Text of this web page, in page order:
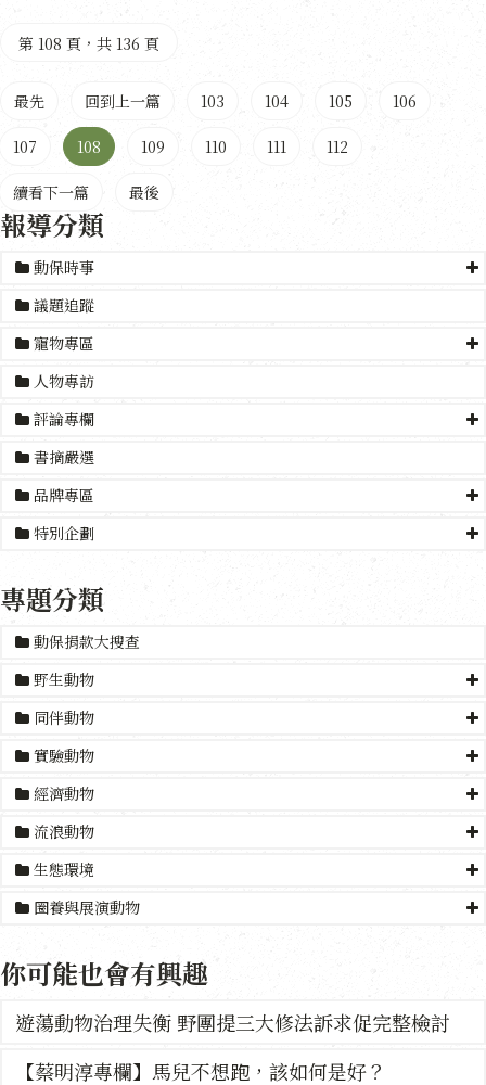
第 108 頁，共 136 頁
最先 回到上一篇 103 104 105 106
107 108 109 110 111 112
續看下一篇 最後
報導分類
動保時事
議題追蹤
寵物專區
人物專訪
評論專欄
書摘嚴選
品牌專區
特別企劃
專題分類
動保捐款大搜查
野生動物
同伴動物
實驗動物
經濟動物
流浪動物
生態環境
圈養與展演動物
你可能也會有興趣
遊蕩動物治理失衡 野團提三大修法訴求促完整檢討
【蔡明淳專欄】馬兒不想跑，該如何是好？